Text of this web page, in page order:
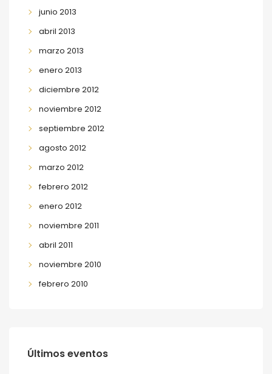
junio 2013
abril 2013
marzo 2013
enero 2013
diciembre 2012
noviembre 2012
septiembre 2012
agosto 2012
marzo 2012
febrero 2012
enero 2012
noviembre 2011
abril 2011
noviembre 2010
febrero 2010
Últimos eventos